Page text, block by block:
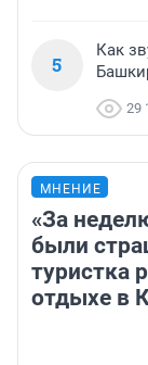
5
Как
29
МНЕНИЕ
«За
были
туристка
отдыхе в